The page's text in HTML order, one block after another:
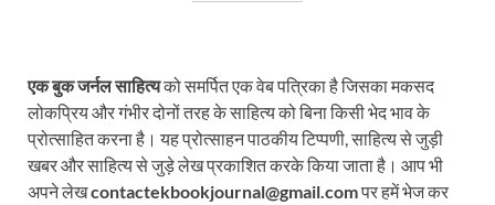
एक बुक जर्नल साहित्यको समर्पित एक वेब पत्रिका है जिसका मकसद
लोकप्रिय और गंभीर दोनों तरह के साहित्य को बिना किसी भेद भाव के
प्रोत्साहित करना है। यह प्रोत्साहन पाठकीय टिप्पणी, साहित्य से जुड़ी
खबर और साहित्य से जुड़े लेख प्रकाशित करके किया जाता है। आप भी
अपने लेखcontactekbookjournal@gmail.comपर हमें भेज कर